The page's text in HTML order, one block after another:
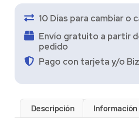
10 Días para cambiar o
Envío gratuito a partir
pedido
Pago con tarjeta y/o
Descripción